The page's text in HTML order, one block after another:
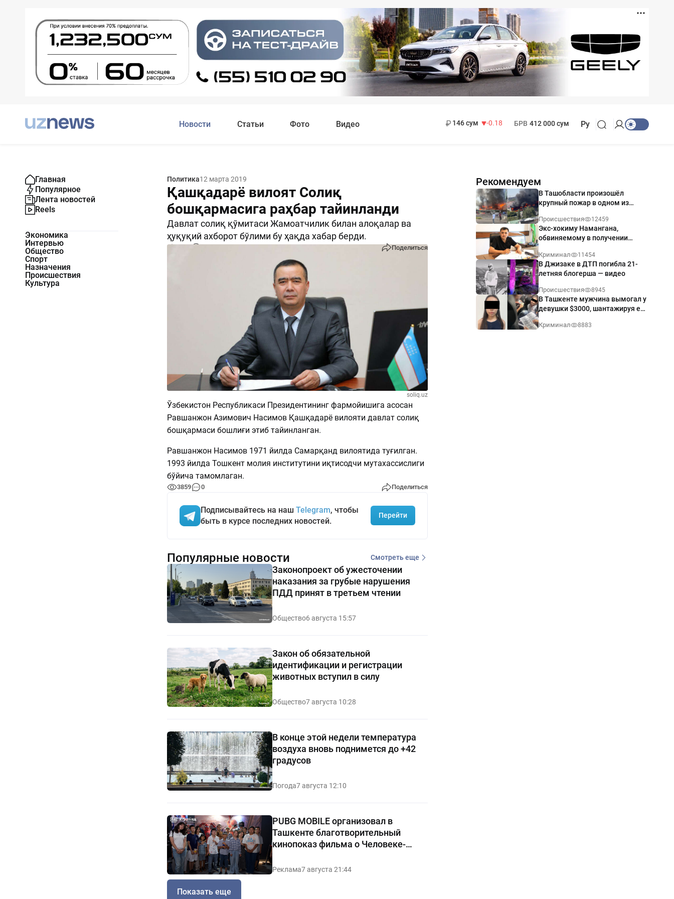
Новости Статьи Фото Видео
146 сум
-0.18
БРВ 412 000 сум Ру
Главная
Популярное
Лента новостей
Reels
Экономика
Интервью
Общество
Спорт
Назначения
Происшествия
Культура
Политика12 марта 2019
Қашқадарё вилоят Солиқ
бошқармасига раҳбар тайинланди
Давлат солиқ қўмитаси Жамоатчилик билан алоқалар ва
ҳуқуқий ахборот бўлими бу ҳақда хабар берди.
Поделиться
soliq.uz
Ўзбекистон Республикаси Президентининг фармойишига асосан
Равшанжон Азимович Насимов Қашқадарё вилояти давлат солиқ
бошқармаси бошлиғи этиб тайинланган.
Равшанжон Насимов 1971 йилда Самарқанд вилоятида туғилган.
1993 йилда Тошкент молия институтини иқтисодчи мутахассислиги
бўйича тамомлаган.
3859 0 Поделиться
Подписывайтесь на наш Telegram, чтобы
быть в курсе последних новостей.
Перейти
Рекомендуем
В Ташобласти произошёл
крупный пожар в одном из
Происшествия 12459
Экс-хокиму Намангана,
обвиняемому в получении
приговор
Криминал 11454
В Джизаке в ДТП погибла 21-
летняя блогерша — видео
Происшествия 8945
В Ташкенте мужчина вымогал у
девушки $3000, шантажируя её
Криминал 8883
Популярные новости Смотреть еще
Законопроект об ужесточении
наказания за грубые нарушения
ПДД принят в третьем чтении
Общество6 августа 15:57
Закон об обязательной
идентификации и регистрации
животных вступил в силу
Общество7 августа 10:28
В конце этой недели температура
воздуха вновь поднимется до +42
градусов
Погода7 августа 12:10
PUBG MOBILE организовал в
Ташкенте благотворительный
кинопоказ фильма о Человеке-
пауке
Реклама7 августа 21:44
Показать еще